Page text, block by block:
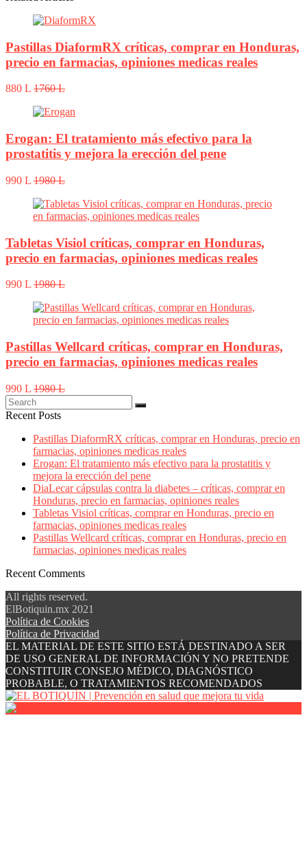
Pastillas DiaformRX críticas, comprar en Honduras,
precio en farmacias, opiniones medicas reales
880 L 1760 L
Erogan: El tratamiento más efectivo para la
prostatitis y mejora la erección del pene
990 L 1980 L
Tabletas Visiol críticas, comprar en Honduras,
precio en farmacias, opiniones medicas reales
990 L 1980 L
Pastillas Wellcard críticas, comprar en Honduras,
precio en farmacias, opiniones medicas reales
990 L 1980 L
Recent Posts
Pastillas DiaformRX críticas, comprar en Honduras, precio en
farmacias, opiniones medicas reales
Erogan: El tratamiento más efectivo para la prostatitis y
mejora la erección del pene
DiaLecar cápsulas contra la diabetes – críticas, comprar en
Honduras, precio en farmacias, opiniones reales
Tabletas Visiol críticas, comprar en Honduras, precio en
farmacias, opiniones medicas reales
Pastillas Wellcard críticas, comprar en Honduras, precio en
farmacias, opiniones medicas reales
Recent Comments
All rights reserved.
ElBotiquin.mx 2021
Política de Cookies
Política de Privacidad
EL MATERIAL DE ESTE SITIO ESTÁ DESTINADO A SER
DE USO GENERAL DE INFORMACIÓN Y NO PRETENDE
CONSTITUIR CONSEJO MÉDICO, DIAGNÓSTICO
PROBABLE, O TRATAMIENTOS RECOMENDADOS